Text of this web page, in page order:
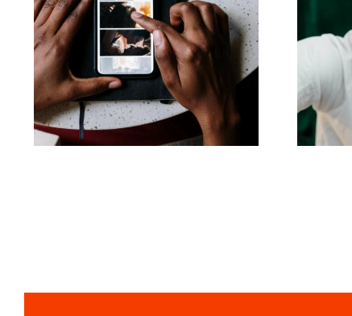
Bedste apps til at
animere fotos til
fængende Facebook-
opslag